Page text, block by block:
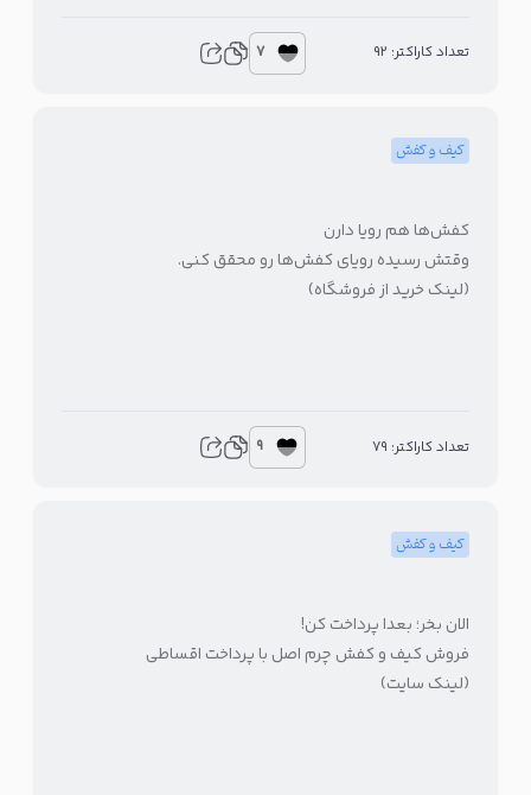
تعداد کاراکتر: 92 7
کیف و کفش
کفش‌ها هم رویا دارن
وقتش رسیده رویای کفش‌ها رو محقق کنی.
(لینک خرید از فروشگاه)
تعداد کاراکتر: 79 9
کیف و کفش
الان بخر؛ بعدا پرداخت کن!
فروش کیف و کفش چرم اصل با پرداخت اقساطی
(لینک سایت)